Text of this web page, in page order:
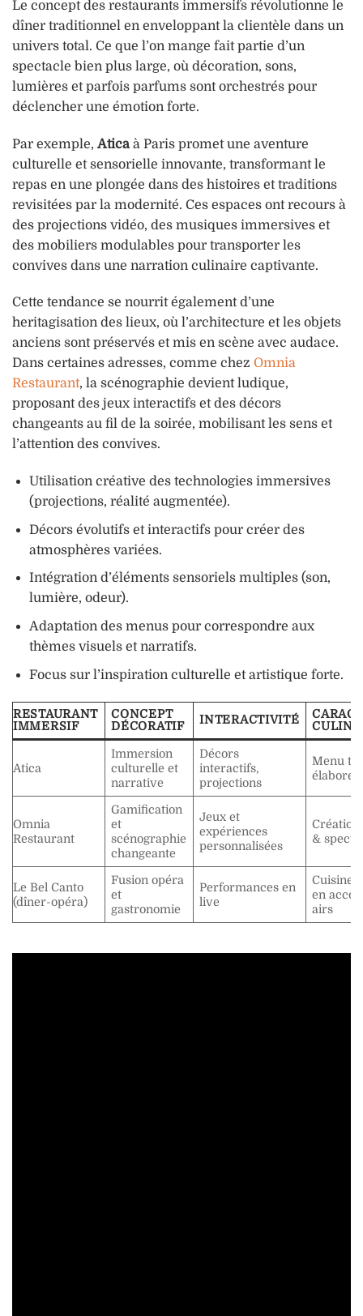
Le concept des restaurants immersifs révolutionne le
dîner traditionnel en enveloppant la clientèle dans un
univers total. Ce que l’on mange fait partie d’un
spectacle bien plus large, où décoration, sons,
lumières et parfois parfums sont orchestrés pour
déclencher une émotion forte.
Par exemple, Atica à Paris promet une aventure
culturelle et sensorielle innovante, transformant le
repas en une plongée dans des histoires et traditions
revisitées par la modernité. Ces espaces ont recours à
des projections vidéo, des musiques immersives et
des mobiliers modulables pour transporter les
convives dans une narration culinaire captivante.
Cette tendance se nourrit également d’une
heritagisation des lieux, où l’architecture et les objets
anciens sont préservés et mis en scène avec audace.
Dans certaines adresses, comme chez Omnia
Restaurant, la scénographie devient ludique,
proposant des jeux interactifs et des décors
changeants au fil de la soirée, mobilisant les sens et
l’attention des convives.
Utilisation créative des technologies immersives
(projections, réalité augmentée).
Décors évolutifs et interactifs pour créer des
atmosphères variées.
Intégration d’éléments sensoriels multiples (son,
lumière, odeur).
Adaptation des menus pour correspondre aux
thèmes visuels et narratifs.
Focus sur l’inspiration culturelle et artistique forte.
RESTAURANT
IMMERSIF
CONCEPT
DÉCORATIF
INTERACTIVITÉ
Atica
Immersion
culturelle et
narrative
Décors
interactifs,
projections
Menu
élaboré
Omnia
Restaurant
Gamification
et
scénographie
changeante
Jeux et
expériences
personnalisées
&
Le Bel Canto
(dîner-opéra)
Fusion opéra
et
gastronomie
Performances en
live
Cuisine
en
airs